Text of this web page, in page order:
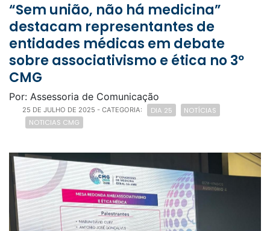
“Sem união, não há medicina”
destacam representantes de
entidades médicas em debate
sobre associativismo e ética no 3º
CMG
Por: Assessoria de Comunicação
25 DE JULHO DE 2025 - CATEGORIA: DIA 25
NOTÍCIAS
NOTICIAS CMG